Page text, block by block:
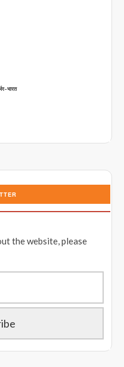
भारत
the website, please